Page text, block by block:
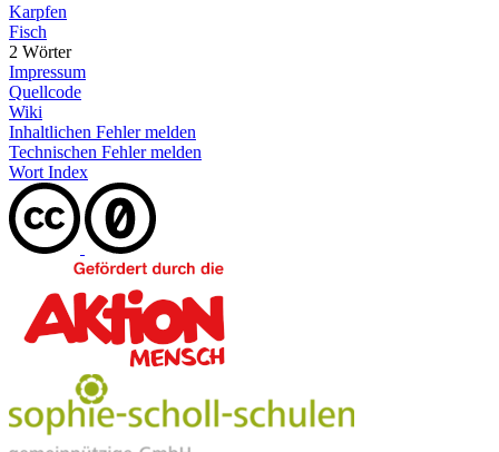
Karpfen
Fisch
2 Wörter
Impressum
Quellcode
Wiki
Inhaltlichen Fehler melden
Technischen Fehler melden
Wort Index